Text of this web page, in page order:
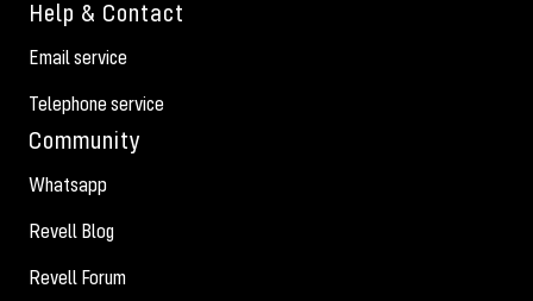
Help & Contact
Email service
Telephone service
Community
Whatsapp
Revell Blog
Revell Forum